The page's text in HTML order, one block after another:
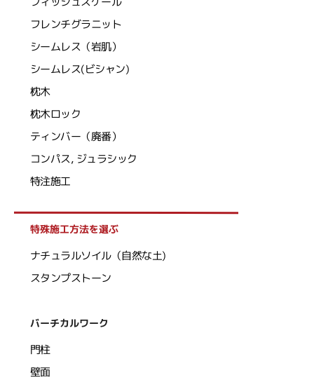
フレンチグラニット
シームレス（岩肌）
シームレス(ビシャン)
枕木
枕木ロック
ティンバー（廃番）
コンパス, ジュラシック
特注施工
特殊施工方法を選ぶ
ナチュラルソイル（自然な土)
スタンプストーン
バーチカルワーク
門柱
壁面